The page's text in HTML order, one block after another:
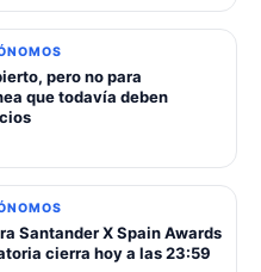
pero no para
que todavía deben
Santander X Spain Awards
cierra hoy a las 23:59